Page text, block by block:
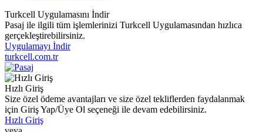
Turkcell Uygulamasını İndir
Pasaj ile ilgili tüm işlemlerinizi Turkcell Uygulamasından hızlıca
gerçekleştirebilirsiniz.
Uygulamayı İndir
turkcell.com.tr
Hızlı Giriş
Size özel ödeme avantajları ve size özel tekliflerden faydalanmak
için Giriş Yap/Üye Ol seçeneği ile devam edebilirsiniz.
Hızlı Giriş